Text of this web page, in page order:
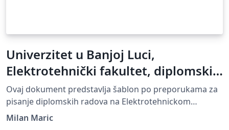
Univerzitet u Banjoj Luci,
Elektrotehnički fakultet, diplomski
rad
Ovaj dokument predstavlja šablon po preporukama za
pisanje diplomskih radova na Elektrotehnickom
fakultetu. This is a thesis template for the Faculty of
Milan Maric